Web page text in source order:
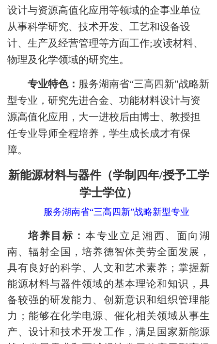
设计与资源高值化应用等领域的企事业单位
从事科学研究、技术开发、工艺和设备设
计、生产及经营管理等方面工作;攻读材料、
物理及化学领域的研究生。
专业特色： 服务湖南省“三高四新"战略新
型专业，研究先进合金、 功能材料设计与资
源高值化应用 ，大一进校后由博士、教授担
任专业导师全程培养，学生成长成才有保
障。
新能源材料与器件（学制四年/授予工学
学士学位）
服务湖南省“三高四新”战略新型专业
培养目标 ：本专业立足湘西、面向湖
南、辐射全国，培养德智体美劳全面发展，
具有良好的科学、人文和艺术素养；掌握新
能源材料与器件领域的基本理论和知识 ，具
备较强的研发能力、创新意识和组织管理能
力；能够在化学电源、催化相关领域从事生
产、设计和技术开发工作，满足国家新能源